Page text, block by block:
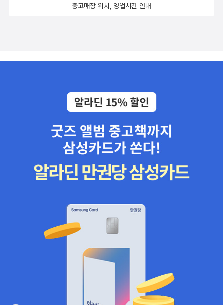
중고매장 위치, 영업시간 안내